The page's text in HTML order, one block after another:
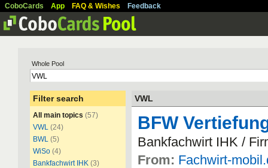
CoboCards App FAQ & Wishes Feedback
Whole Pool
Filter search
All main topics (57)
VWL (24)
BWL (5)
WiSo (4)
Bankfachwirt IHK (3)
VWL
BFW
Bankfachwirt IHK /
From: Fachwirt-